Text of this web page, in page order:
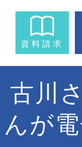
資料請求
古川
が